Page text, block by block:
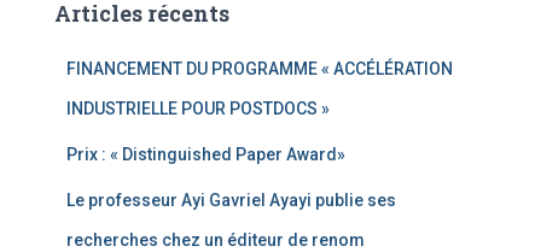
Articles récents
FINANCEMENT DU PROGRAMME « ACCÉLÉRATION
INDUSTRIELLE POUR POSTDOCS »
Prix : « Distinguished Paper Award»
Le professeur Ayi Gavriel Ayayi publie ses
recherches chez un éditeur de renom